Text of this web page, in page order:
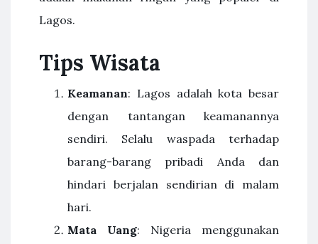
Lagos.
Tips Wisata
Keamanan: Lagos adalah kota besar
dengan tantangan keamanannya
sendiri. Selalu waspada terhadap
barang-barang pribadi Anda dan
hindari berjalan sendirian di malam
hari.
Mata Uang: Nigeria menggunakan